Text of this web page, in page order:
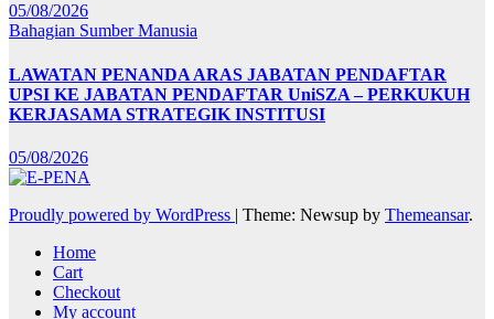
05/08/2026
Bahagian Sumber Manusia
LAWATAN PENANDA ARAS JABATAN PENDAFTAR
UPSI KE JABATAN PENDAFTAR UniSZA – PERKUKUH
KERJASAMA STRATEGIK INSTITUSI
05/08/2026
Proudly powered by WordPress | Theme: Newsup by Themeansar.
Home
Cart
Checkout
My account